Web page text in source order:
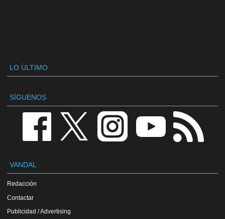
LO ÚLTIMO
SÍGUENOS
VANDAL
Redacción
Contactar
Publicidad / Advertising